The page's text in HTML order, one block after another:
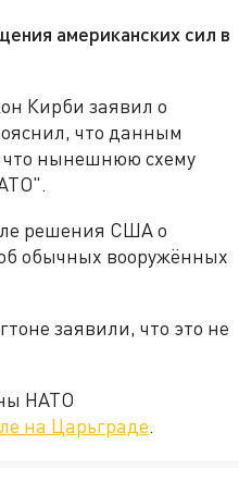
американских сил в
Кирби заявил о
что данным
что нынешнюю схему
решения США о
обычных вооружённых
заявили, что это не
НАТО
на Царьграде.